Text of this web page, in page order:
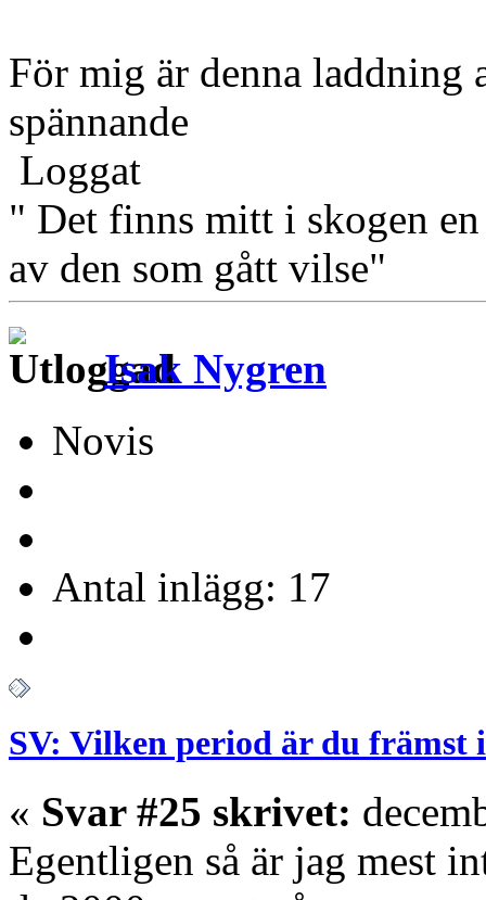
För mig är denna laddning
spännande
Loggat
" Det finns mitt i skogen
av den som gått vilse"
Isak Nygren
Novis
Antal inlägg: 17
SV: Vilken period är du främst
« Svar #25 skrivet:
Egentligen så är jag mest